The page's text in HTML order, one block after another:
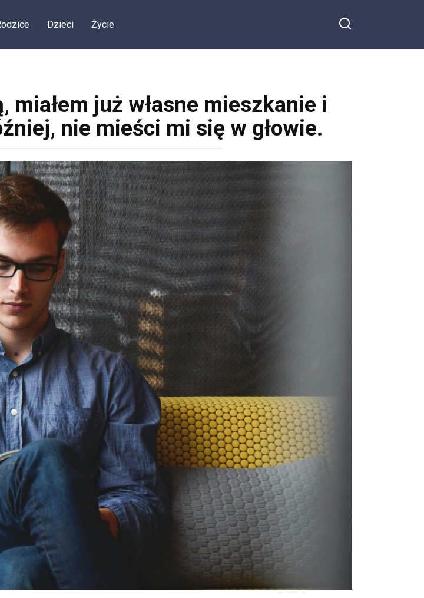
Dzieci Życie
miałem już własne mieszkanie i
nie mieści mi się w głowie.